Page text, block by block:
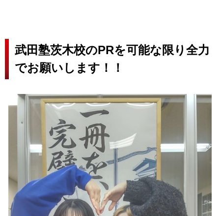
武田塾茨木校のPRを可能な限り全力
でお願いします！！